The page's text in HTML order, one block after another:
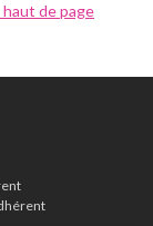
haut de page